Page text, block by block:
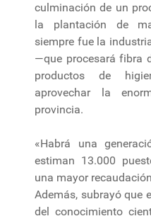
culminación de un
la plantación de
siempre fue la
—que procesará fibra
productos de
aprovechar la
provincia.
«Habrá una
estiman 13.000
una mayor
Además, subrayó que
del conocimiento